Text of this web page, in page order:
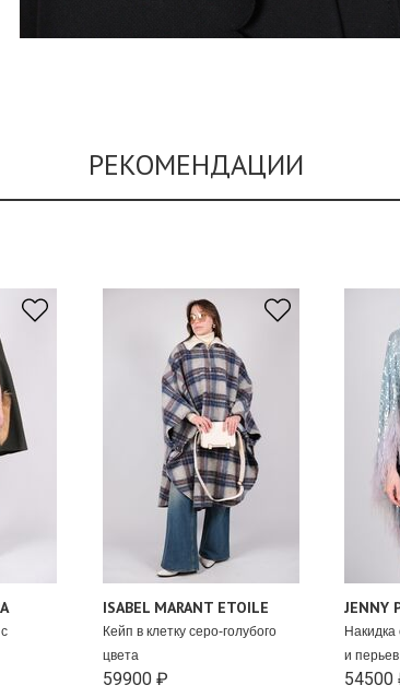
РЕКОМЕНДАЦИИ
ISABEL MARANT ETOILE
Кейп в клетку серо-голубого
цвета
59900 ₽
JENNY
Накидка
и перьев
54500